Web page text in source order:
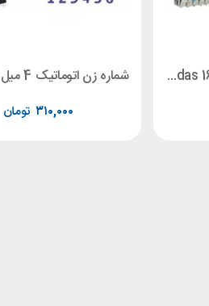
شماره زن 5 میل 8 رقم Sirdas 1658
تومان ۳۱۰,۰۰۰